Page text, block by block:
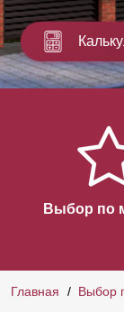
Выбор по
Главная Выбор